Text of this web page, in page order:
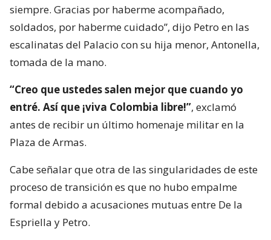
siempre. Gracias por haberme acompañado,
soldados, por haberme cuidado”, dijo Petro en las
escalinatas del Palacio con su hija menor, Antonella,
tomada de la mano.
“Creo que ustedes salen mejor que cuando yo
entré. Así que ¡viva Colombia libre!”, exclamó
antes de recibir un último homenaje militar en la
Plaza de Armas.
Cabe señalar que otra de las singularidades de este
proceso de transición es que no hubo empalme
formal debido a acusaciones mutuas entre De la
Espriella y Petro.